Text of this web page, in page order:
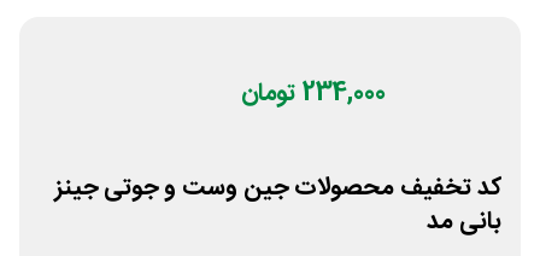
234,000 تومان
کد تخفیف محصولات جین وست و جوتی جینز
بانی مد